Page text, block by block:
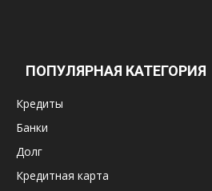
ПОПУЛЯРНАЯ КАТЕГОРИЯ
Кредиты
Банки
Долг
Кредитная карта